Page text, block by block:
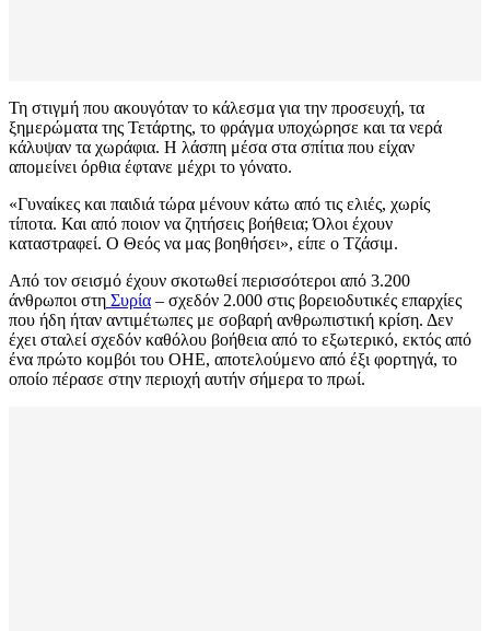
Τη στιγμή που ακουγόταν το κάλεσμα για την προσευχή, τα
ξημερώματα της Τετάρτης, το φράγμα υποχώρησε και τα νερά
κάλυψαν τα χωράφια. Η λάσπη μέσα στα σπίτια που είχαν
απομείνει όρθια έφτανε μέχρι το γόνατο.
«Γυναίκες και παιδιά τώρα μένουν κάτω από τις ελιές, χωρίς
τίποτα. Και από ποιον να ζητήσεις βοήθεια; Όλοι έχουν
καταστραφεί. Ο Θεός να μας βοηθήσει», είπε ο Τζάσιμ.
Από τον σεισμό έχουν σκοτωθεί περισσότεροι από 3.200
άνθρωποι στη Συρία – σχεδόν 2.000 στις βορειοδυτικές επαρχίες
που ήδη ήταν αντιμέτωπες με σοβαρή ανθρωπιστική κρίση. Δεν
έχει σταλεί σχεδόν καθόλου βοήθεια από το εξωτερικό, εκτός από
ένα πρώτο κομβόι του ΟΗΕ, αποτελούμενο από έξι φορτηγά, το
οποίο πέρασε στην περιοχή αυτήν σήμερα το πρωί.